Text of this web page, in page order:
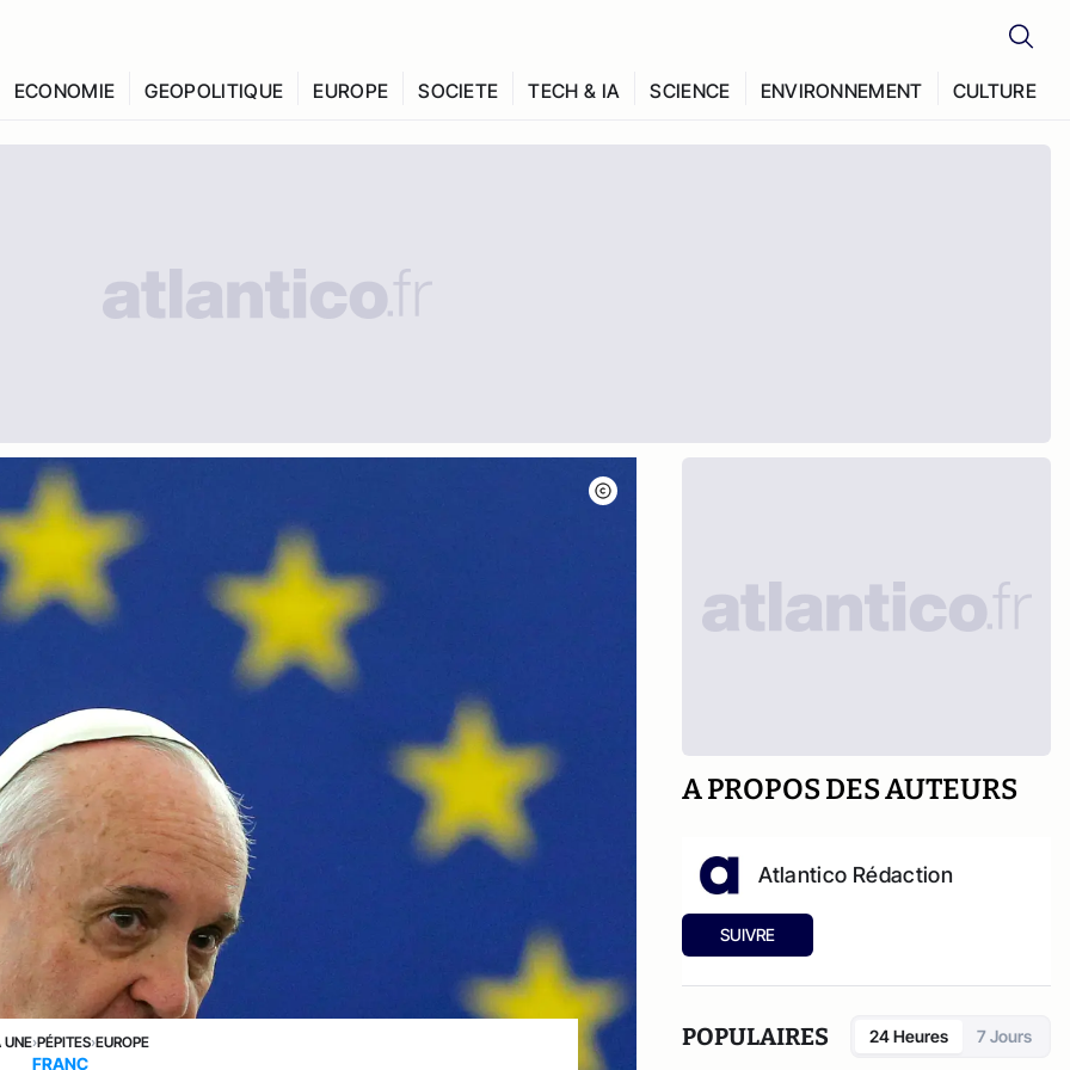
ECONOMIE GEOPOLITIQUE EUROPE SOCIETE TECH & IA SCIENCE ENVIRONNEMENT CULTURE
UNE›PÉPITES›EUROPE
FRANC
A PROPOS DES AUTEURS
Atlantico Rédaction
SUIVRE
POPULAIRES 24 Heures 7 Jours